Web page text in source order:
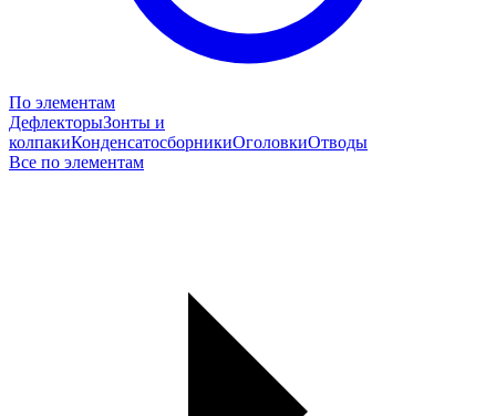
По элементам
ДефлекторыЗонты и
колпакиКонденсатосборникиОголовкиОтводы
Все по элементам